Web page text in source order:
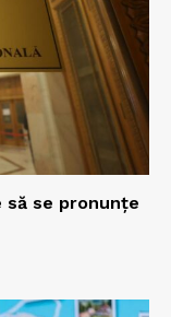
să se pronunțe